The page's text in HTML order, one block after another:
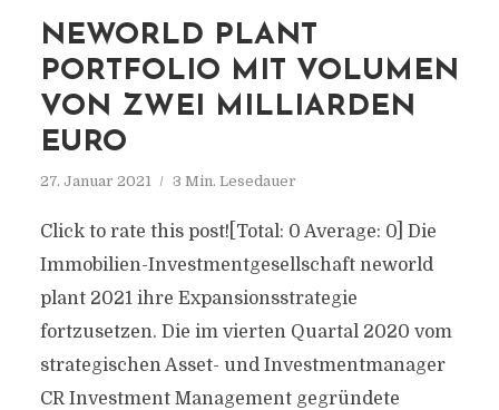
NEWORLD PLANT
PORTFOLIO MIT VOLUMEN
VON ZWEI MILLIARDEN
EURO
27. Januar 2021 3 Min. Lesedauer
Click to rate this post![Total: 0 Average: 0] Die
Immobilien-Investmentgesellschaft neworld
plant 2021 ihre Expansionsstrategie
fortzusetzen. Die im vierten Quartal 2020 vom
strategischen Asset- und Investmentmanager
CR Investment Management gegründete